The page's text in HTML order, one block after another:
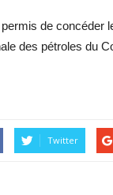
de concéder
des pétroles du
Twitter